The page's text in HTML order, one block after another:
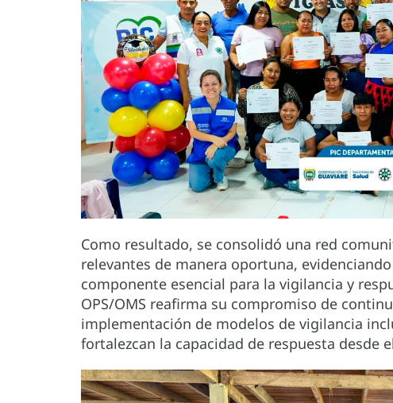
Como resultado, se consolidó una red
relevantes de manera oportuna,
componente esencial para la vigilancia y
OPS/OMS reafirma su compromiso de
implementación de modelos de vigilancia
fortalezcan la capacidad de respuesta desde